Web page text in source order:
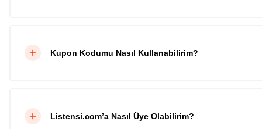
Kupon Kodumu Nasıl Kullanabilirim?
Listensi.com’a Nasıl Üye Olabilirim?